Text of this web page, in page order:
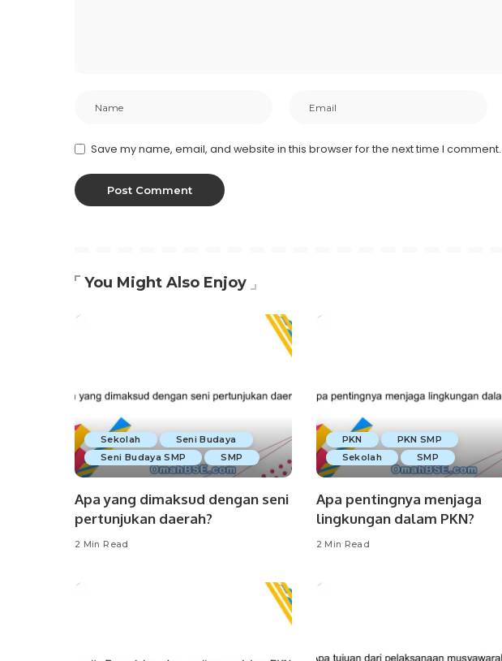
Save my name, email, and website in this browser for the next time I comment.
You Might Also Enjoy
Sekolah
Seni Budaya
Seni Budaya SMP
SMP
Apa yang dimaksud dengan seni
pertunjukan daerah?
2 Min Read
PKN
PKN SMP
Sekolah
SMP
Apa pentingnya menjaga
lingkungan dalam PKN?
2 Min Read